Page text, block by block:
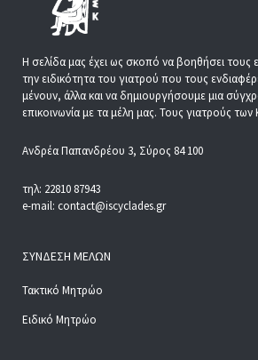
Η σελίδα μας έχει ως σκοπό να βοηθήσει τους
την ειδικότητα του γιατρού που τους
μένουν, άλλα και να δημιουργήσουμε μια
επικοινωνία με τα μέλη μας. Τους γιατρούς
Ανδρέα Παπανδρέου 3, Σύρος 84 100
τηλ: 22810 87943
e-mail: contact@iscyclades.gr
ΣΎΝΔΕΣΗ ΜΕΛΏΝ
Τακτικό Μητρώο
Ειδικό Μητρώο